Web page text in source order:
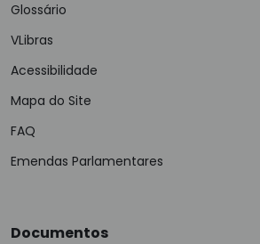
Glossário
VLibras
Acessibilidade
Mapa do Site
FAQ
Emendas Parlamentares
Documentos